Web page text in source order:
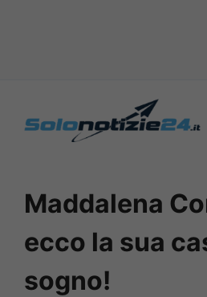
Maddalena
ecco la sua
sogno!